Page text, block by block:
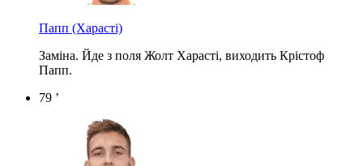
Папп (Харасті)
Заміна. Йде з поля Жолт Харасті, виходить Крістоф
Папп.
79 ’